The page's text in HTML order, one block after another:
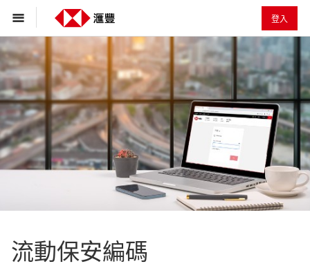
登入
流動保安編碼